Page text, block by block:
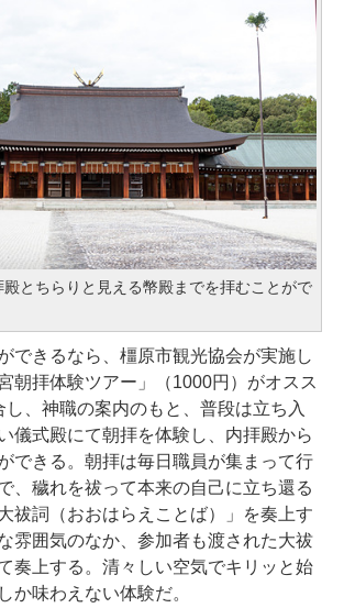
とちらりと見える幣殿までを拝むことがで
できるなら、橿原市観光協会が実施し
朝拝体験ツアー」（1000円）がオスス
し、神職の案内のもと、普段は立ち入
儀式殿にて朝拝を体験し、内拝殿から
できる。朝拝は毎日職員が集まって行
、穢れを祓って本来の自己に立ち還る
祓詞（おおはらえことば）」を奏上す
雰囲気のなか、参加者も渡された大祓
奏上する。清々しい空気でキリッと始
か味わえない体験だ。